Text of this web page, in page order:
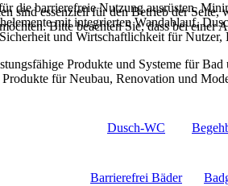
die barrierefreie Nutzung ausrüsten.
mit integrierten Wandablauf,
und Wirtschaftlichkeit für Nutzer,
Produkte und Systeme für
für Neubau, Renovation und
Dusch-WC
Barrierefrei Bäder
sind essenziell für den Betrieb der
Bitte beachten Sie, dass bei